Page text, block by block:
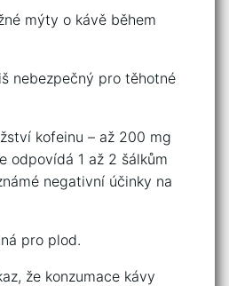
mýty o kávě během
nebezpečný pro těhotné
kofeinu – až 200 mg
odpovídá 1 až 2 šálkům
negativní účinky na
pro plod.
že konzumace kávy